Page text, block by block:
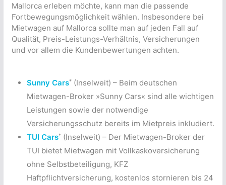
Mallorca erleben möchte, kann man die passende
Fortbewegungsmöglichkeit wählen. Insbesondere bei
Mietwagen auf Mallorca sollte man auf jeden Fall auf
Qualität, Preis-Leistungs-Verhältnis, Versicherungen
und vor allem die Kundenbewertungen achten.
Sunny Cars*(Inselweit) – Beim deutschen
Mietwagen-Broker »Sunny Cars« sind alle wichtigen
Leistungen sowie der notwendige
Versicherungsschutz bereits im Mietpreis inkludiert.
TUI Cars*(Inselweit) – Der Mietwagen-Broker der
TUI bietet Mietwagen mit Vollkaskoversicherung
ohne Selbstbeteiligung, KFZ
Haftpflichtversicherung, kostenlos stornieren bis 24